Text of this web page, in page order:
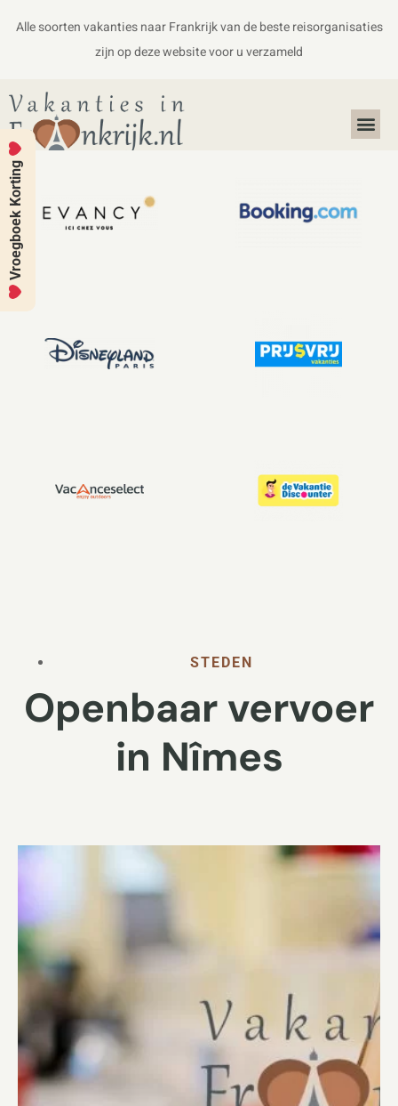
Alle soorten vakanties naar Frankrijk van de beste reisorganisaties
zijn op deze website voor u verzameld
STEDEN
Openbaar vervoer
in Nîmes
Vroegboek Korting